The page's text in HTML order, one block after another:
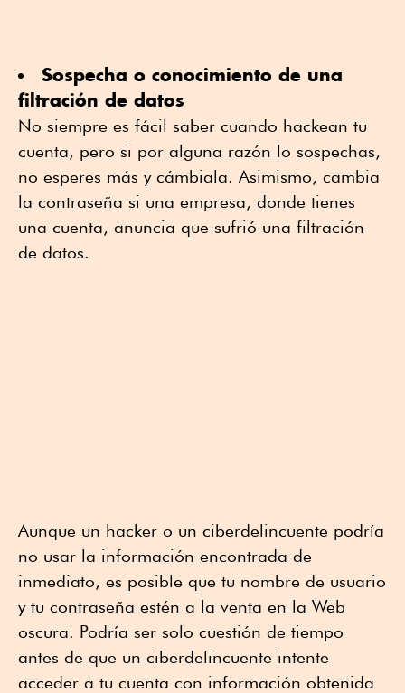
Sospecha o conocimiento de una
filtración de datos
No siempre es fácil saber cuando hackean tu
cuenta, pero si por alguna razón lo sospechas,
no esperes más y cámbiala. Asimismo, cambia
la contraseña si una empresa, donde tienes
una cuenta, anuncia que sufrió una filtración
de datos.
Aunque un hacker o un ciberdelincuente podría
no usar la información encontrada de
inmediato, es posible que tu nombre de usuario
y tu contraseña estén a la venta en la Web
oscura. Podría ser solo cuestión de tiempo
antes de que un ciberdelincuente intente
acceder a tu cuenta con información obtenida